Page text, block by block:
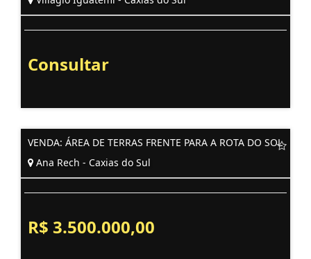
Consultar
VENDA: ÁREA DE TERRAS FRENTE PARA A ROTA DO SOL
Ana Rech - Caxias do Sul
R$ 3.500.000,00